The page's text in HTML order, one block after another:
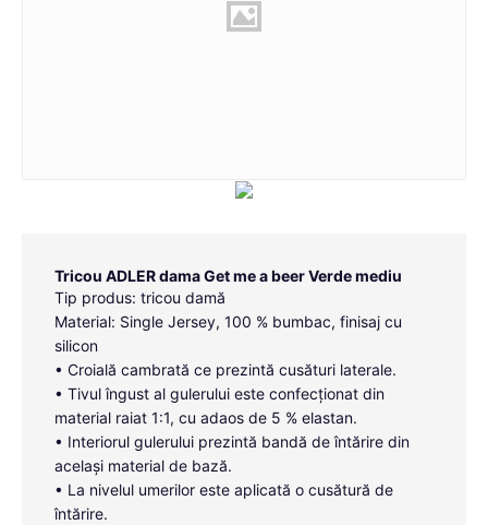
Tricou ADLER dama Get me a beer Verde mediu
Tip produs: tricou damă
Material: Single Jersey, 100 % bumbac, finisaj cu
silicon
• Croială cambrată ce prezintă cusături laterale.
• Tivul îngust al gulerului este confecționat din
material raiat 1:1, cu adaos de 5 % elastan.
• Interiorul gulerului prezintă bandă de întărire din
același material de bază.
• La nivelul umerilor este aplicată o cusătură de
întărire.